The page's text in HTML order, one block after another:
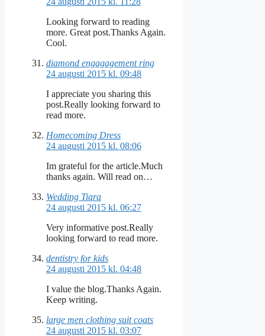
Looking forward to reading
more. Great post.Thanks Again.
Cool.
diamond engagagement ring
24 augusti 2015 kl. 09:48
I appreciate you sharing this
post.Really looking forward to
read more.
Homecoming Dress
24 augusti 2015 kl. 08:06
Im grateful for the article.Much
thanks again. Will read on…
Wedding Tiara
24 augusti 2015 kl. 06:27
Very informative post.Really
looking forward to read more.
dentistry for kids
24 augusti 2015 kl. 04:48
I value the blog.Thanks Again.
Keep writing.
large men clothing suit coats
24 augusti 2015 kl. 03:07